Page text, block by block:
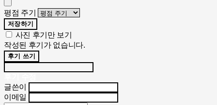
평점 주기
저장하기
사진 후기만 보기
작성된 후기가 없습니다.
후기 쓰기
글쓴이
이메일